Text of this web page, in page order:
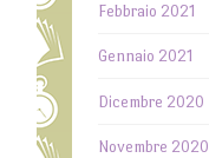
Febbraio 2021
Gennaio 2021
Dicembre 2020
Novembre 2020